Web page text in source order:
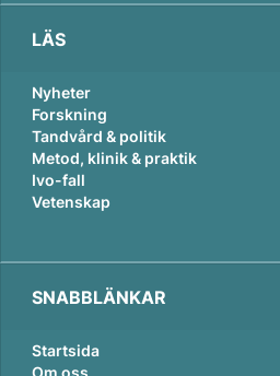
LÄS
Nyheter
Forskning
Tandvård & politik
Metod, klinik & praktik
Ivo-fall
Vetenskap
SNABBLÄNKAR
Startsida
Om oss